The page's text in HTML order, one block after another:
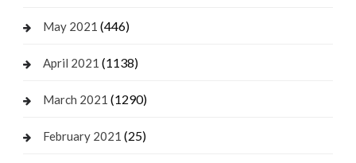
May 2021 (446)
April 2021 (1138)
March 2021 (1290)
February 2021 (25)